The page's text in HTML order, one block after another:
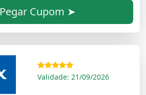
Pegar Cupom ➤
Validade: 21/09/2026